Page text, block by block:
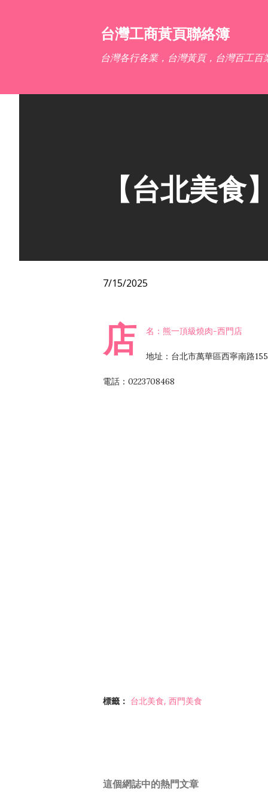
台灣工商黃頁聯絡簿
台灣各行各業，台灣黃頁，台灣百工百
【台北美
7/15/2025
店 名：熊一頂級燒肉-西門店
地址：台北市萬華區西寧南路
電話：0223708468
標籤： 台北美食 西門美食
這個網誌中的熱門文章